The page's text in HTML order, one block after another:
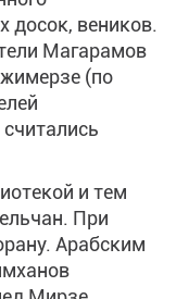
досок, веников.
Магарамов
(по
и тем
При
Арабским